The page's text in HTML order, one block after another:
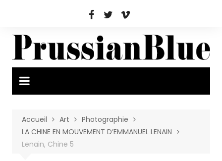
Accueil Art
Photographie
LA CHINE EN MOUVEMENT D’EMMANUEL LENAIN
Lenain, Chine 5